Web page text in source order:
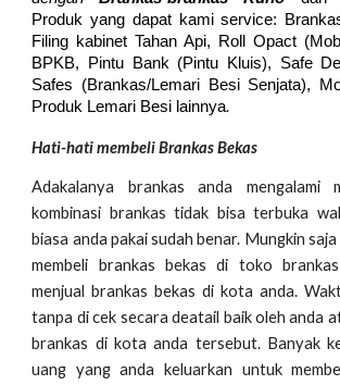
Produk yang dapat kami service:
Filing kabinet Tahan Api, Roll Opact
BPKB, Pintu Bank (Pintu Kluis), Safe
Safes (Brankas/Lemari Besi Senjata),
Produk Lemari Besi lainnya.
Hati-hati membeli Brankas Bekas
Adakalanya brankas anda mengalami
kombinasi brankas tidak bisa terbuka
biasa anda pakai sudah benar. Mungkin
membeli brankas bekas di toko
menjual brankas bekas di kota anda.
tanpa di cek secara deatail baik oleh anda
brankas di kota anda tersebut. Banyak
uang yang anda keluarkan untuk